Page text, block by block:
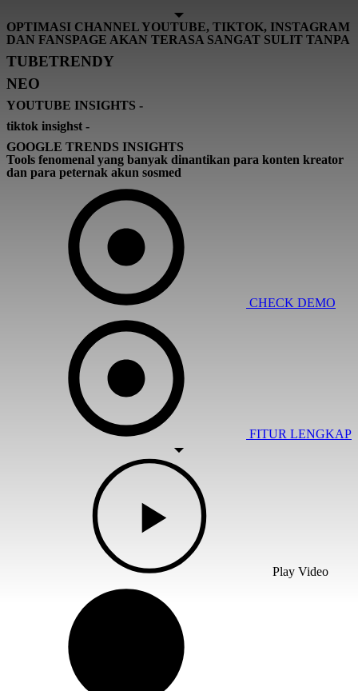
OPTIMASI CHANNEL YOUTUBE, TIKTOK, INSTAGRAM
DAN FANSPAGE AKAN TERASA SANGAT SULIT TANPA
TUBETRENDY
NEO
YOUTUBE INSIGHTS -
tiktok insighst -
GOOGLE TRENDS INSIGHTS
Tools fenomenal yang banyak dinantikan para konten kreator
dan para peternak akun sosmed
CHECK DEMO
FITUR LENGKAP
Play Video